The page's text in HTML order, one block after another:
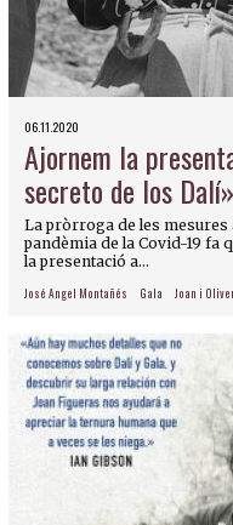
06.11.2020
Ajornem la
secreto de los
La pròrroga de les
pandèmia de la Covid-19 fa
la presentació a...
José Angel Montañés Gala Joan i